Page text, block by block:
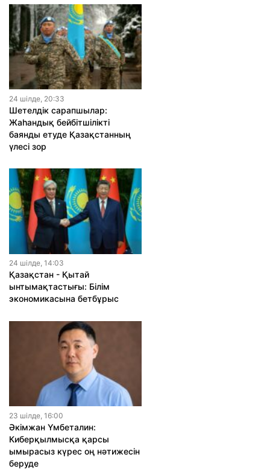
24 шiлде, 20:33
Шетелдік сарапшылар:
Жаһандық бейбітшілікті
баянды етуде Қазақстанның
үлесі зор
24 шiлде, 14:03
Қазақстан - Қытай
ынтымақтастығы: Білім
экономикасына бетбұрыс
23 шiлде, 16:00
Әкімжан Үмбеталин:
Киберқылмысқа қарсы
ымырасыз күрес оң нәтижесін
беруде